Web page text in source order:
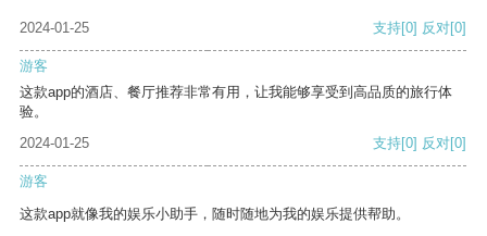
2024-01-25 支持[0] 反对[0]
游客
这款app的酒店、餐厅推荐非常有用，让我能够享受到高品质的旅行体
验。
2024-01-25
支持[0] 反对[0]
游客
这款app就像我的娱乐小助手，随时随地为我的娱乐提供帮助。